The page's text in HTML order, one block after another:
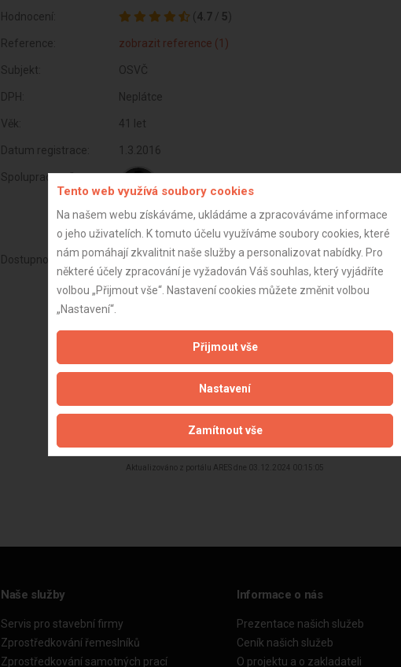
Hodnocení: (4.7 / 5)
Reference: zobrazit reference (1)
Subjekt: OSVČ
DPH: Neplátce
Věk: 41 let
Datum registrace: 1.3.2016
Spolupracovník
Michal
Dostupnost:
Aktualizováno z portálu ARES dne 03.12.2024 00:15:05
Naše služby
Servis pro stavební firmy
Zprostředkování řemeslníků
Zprostředkování samotných prací
Informace o nás
Prezentace našich služeb
Ceník našich služeb
O projektu a o zakladateli
Tento web využívá soubory cookies
Na našem webu získáváme, ukládáme a zpracováváme informace
o jeho uživatelích. K tomuto účelu využíváme soubory cookies, které
nám pomáhají zkvalitnit naše služby a personalizovat nabídky. Pro
některé účely zpracování je vyžadován Váš souhlas, který vyjádříte
volbou „Přijmout vše“. Nastavení cookies můžete změnit volbou
„Nastavení“.
Přijmout vše
Nastavení
Zamítnout vše